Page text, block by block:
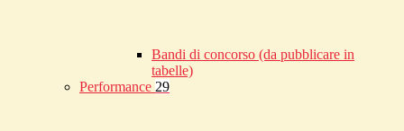
Bandi di concorso (da pubblicare in
tabelle)
Performance 29